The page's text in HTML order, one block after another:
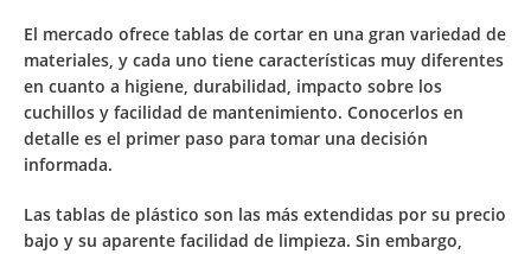
El mercado ofrece tablas de cortar en una gran variedad de
materiales, y cada uno tiene características muy diferentes
en cuanto a higiene, durabilidad, impacto sobre los
cuchillos y facilidad de mantenimiento. Conocerlos en
detalle es el primer paso para tomar una decisión
informada.
Las tablas de plástico son las más extendidas por su precio
bajo y su aparente facilidad de limpieza. Sin embargo,